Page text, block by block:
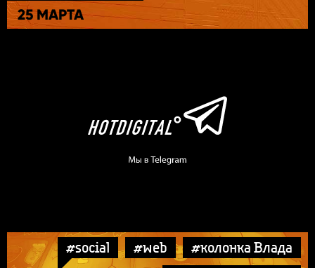
25 МАРТА
#social #web
#колонка Влада